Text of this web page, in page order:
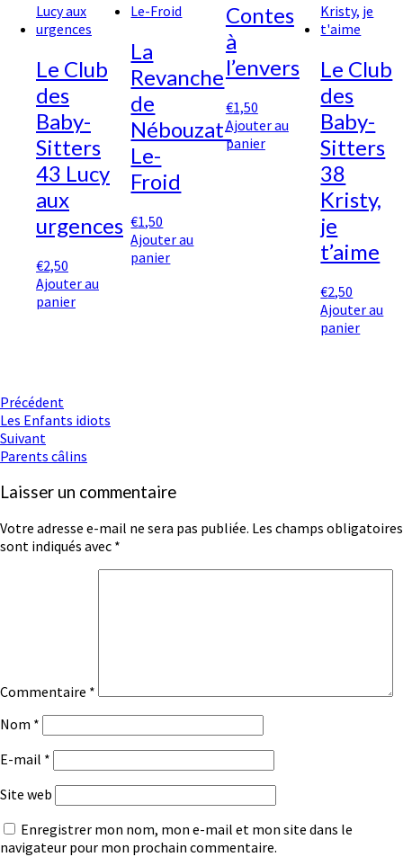
Le Club
des
Baby-
Sitters
43 Lucy
aux
urgences
€2,50
Ajouter au
panier
La
Revanche
de
Nébouzat-
Le-
Froid
€1,50
Ajouter au
panier
Contes
à
l’envers
€1,50
Ajouter au
panier
Le Club
des
Baby-
Sitters
38
Kristy,
je
t’aime
€2,50
Ajouter au
panier
Navigation
d'article
Précédent
Les Enfants idiots
Suivant
Parents câlins
Laisser un commentaire
Votre adresse e-mail ne sera pas publiée. Les champs obligatoires
sont indiqués avec *
Commentaire *
Nom *
E-mail *
Site web
Enregistrer mon nom, mon e-mail et mon site dans le
navigateur pour mon prochain commentaire.